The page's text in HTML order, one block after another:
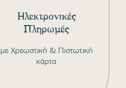
με Χρεωστική & Πιστωτική
κάρτα
Ηλεκτρονικές
Πληρωμές